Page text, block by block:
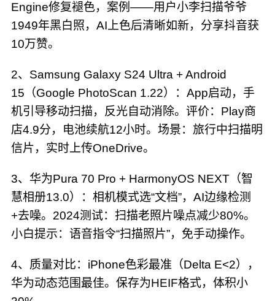
Engine修复褪色，案例——用户小李扫描爷爷
1949年黑白照，AI上色后清晰如新，分享抖音获
10万赞。
2、Samsung Galaxy S24 Ultra + Android
15（Google PhotoScan 1.22）：App启动，手
机引导移动扫描，反光自动消除。评价：Play商
店4.9分，电池续航12小时。场景：旅行中扫描明
信片，实时上传OneDrive。
3、华为Pura 70 Pro + HarmonyOS NEXT（智
慧相册13.0）：相机模式选“文档”，AI边缘检测
+去噪。2024测试：扫描老照片噪点减少80%。
小白提示：语音指令“扫描照片”，免手动操作。
4、质量对比：iPhone色彩最准（Delta E<2），
华为动态范围最佳。保存为HEIF格式，体积小